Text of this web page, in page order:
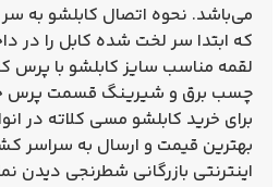
می‌باشد. نحوه اتصال کابلشو به
که ابتدا سر لخت شده کابل را در
لقمه مناسب سایز کابلشو با پرس
چسب برق و شیرینگ قسمت پرس
برای خرید کابلشو مسی کلاته در
بهترین قیمت و ارسال به سراسر
اینترنتی بازرگانی شطرنجی دیدن